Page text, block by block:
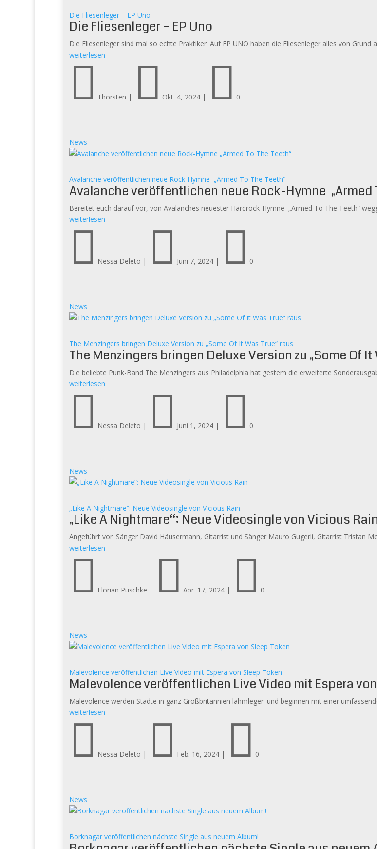
Die Fliesenleger – EP Uno
Die Fliesenleger – EP Uno
Die Fliesenleger sind mal so echte Praktiker. Auf EP UNO haben die Fliesenleger alles von Grund
weiterlesen
 Thorsten |  Okt. 4, 2024 |  0
News
Avalanche veröffentlichen neue Rock-Hymne „Armed To The Teeth“
Avalanche veröffentlichen neue Rock-Hymne „Armed
Bereitet euch darauf vor, von Avalanches neuester Hardrock-Hymne „Armed To The Teeth“
weiterlesen
 Nessa Deleto |  Juni 7, 2024 |  0
News
The Menzingers bringen Deluxe Version zu „Some Of It Was True“ raus
The Menzingers bringen Deluxe Version zu „Some Of It
Die beliebte Punk-Band The Menzingers aus Philadelphia hat gestern die erweiterte
weiterlesen
 Nessa Deleto |  Juni 1, 2024 |  0
News
„Like A Nightmare“: Neue Videosingle von Vicious Rain
„Like A Nightmare“: Neue Videosingle von Vicious Rain
Angeführt von Sänger David Häusermann, Gitarrist und Sänger Mauro Gugerli, Gitarrist Tristan
weiterlesen
 Florian Puschke |  Apr. 17, 2024 |  0
News
Malevolence veröffentlichen Live Video mit Espera von Sleep Token
Malevolence veröffentlichen Live Video mit Espera
Malevolence werden Städte in ganz Großbritannien lahmlegen und beginnen mit einer
weiterlesen
 Nessa Deleto |  Feb. 16, 2024 |  0
News
Borknagar veröffentlichen nächste Single aus neuem Album!